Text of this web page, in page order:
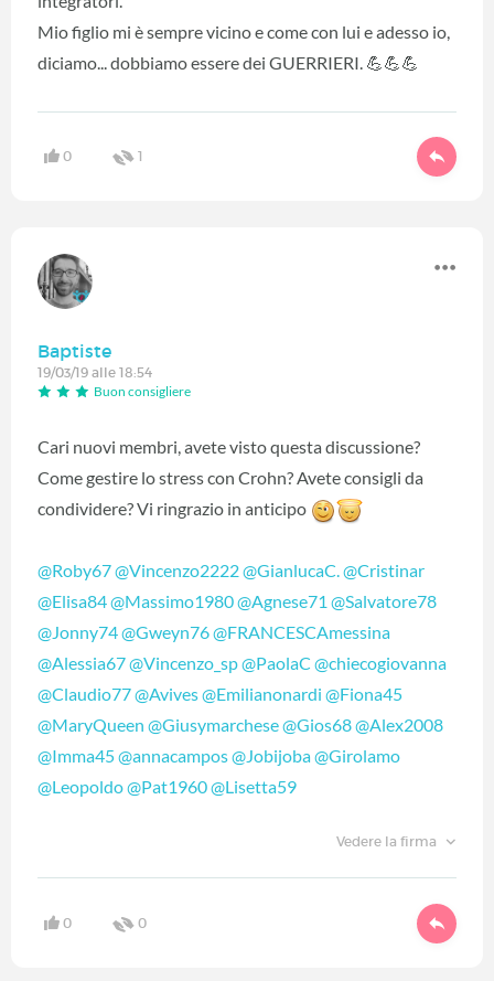
Mio figlio mi è sempre vicino e come con lui e adesso io,
diciamo... dobbiamo essere dei GUERRIERI. 💪💪💪
0 1
Baptiste
19/03/19 alle 18:54
Buon consigliere
Cari nuovi membri, avete visto questa discussione?
Come gestire lo stress con Crohn? Avete consigli da
condividere? Vi ringrazio in anticipo
@Roby67@Vincenzo2222@GianlucaC.@Cristinar
@Elisa84@Massimo1980@Agnese71 @Salvatore78
@Jonny74@Gweyn76@FRANCESCAmessina
@Alessia67@Vincenzo_sp@PaolaC @chiecogiovanna
@Claudio77@Avives@Emilianonardi @Fiona45
@MaryQueen @Giusymarchese@Gios68@Alex2008
@Imma45@annacampos@Jobijoba@Girolamo
@Leopoldo@Pat1960@Lisetta59
Vedere la firma
0 0